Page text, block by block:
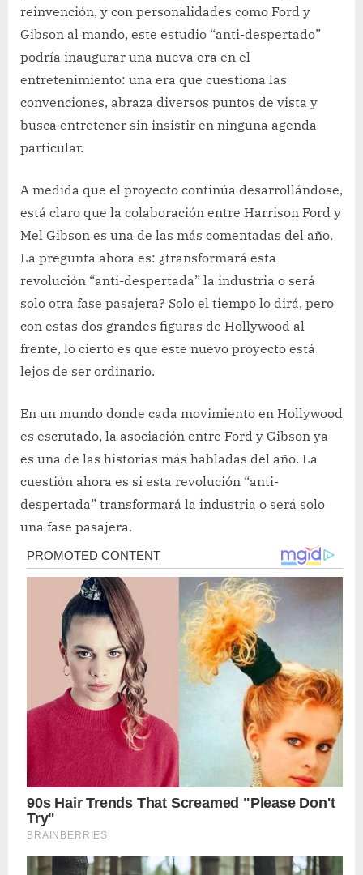
reinvención, y con personalidades como Ford y
Gibson al mando, este estudio “anti-despertado”
podría inaugurar una nueva era en el
entretenimiento: una era que cuestiona las
convenciones, abraza diversos puntos de vista y
busca entretener sin insistir en ninguna agenda
particular.
A medida que el proyecto continúa desarrollándose,
está claro que la colaboración entre Harrison Ford y
Mel Gibson es una de las más comentadas del año.
La pregunta ahora es: ¿transformará esta
revolución “anti-despertada” la industria o será
solo otra fase pasajera? Solo el tiempo lo dirá, pero
con estas dos grandes figuras de Hollywood al
frente, lo cierto es que este nuevo proyecto está
lejos de ser ordinario.
En un mundo donde cada movimiento en Hollywood
es escrutado, la asociación entre Ford y Gibson ya
es una de las historias más habladas del año. La
cuestión ahora es si esta revolución “anti-
despertada” transformará la industria o será solo
una fase pasajera.
Post
navigation